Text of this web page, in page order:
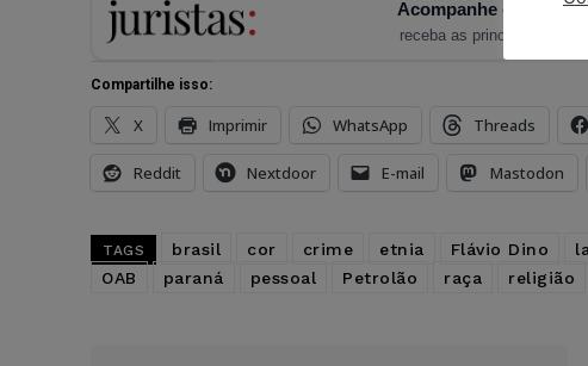
Acompanhe o
receba as principais
Compartilhe isso:
X Imprimir WhatsApp Threads
Reddit Nextdoor E-mail Mastodon
TAGS brasil cor crime etnia Flávio Dino
OAB
paraná pessoal Petrolão raça religião